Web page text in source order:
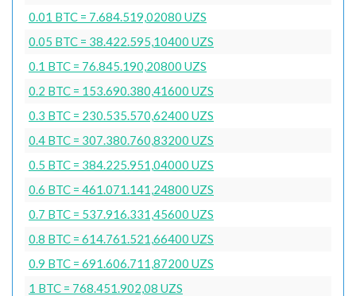
0.01 BTC = 7.684.519,02080 UZS
0.05 BTC = 38.422.595,10400 UZS
0.1 BTC = 76.845.190,20800 UZS
0.2 BTC = 153.690.380,41600 UZS
0.3 BTC = 230.535.570,62400 UZS
0.4 BTC = 307.380.760,83200 UZS
0.5 BTC = 384.225.951,04000 UZS
0.6 BTC = 461.071.141,24800 UZS
0.7 BTC = 537.916.331,45600 UZS
0.8 BTC = 614.761.521,66400 UZS
0.9 BTC = 691.606.711,87200 UZS
1 BTC = 768.451.902,08 UZS